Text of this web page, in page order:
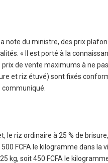
note du ministre, des prix
« Il est porté à la
prix de vente maximums à ne
et riz étuvé) sont fixés
communiqué.
le riz ordinaire à 25 % de
500 FCFA le kilogramme dans la
kg, soit 450 FCFA le